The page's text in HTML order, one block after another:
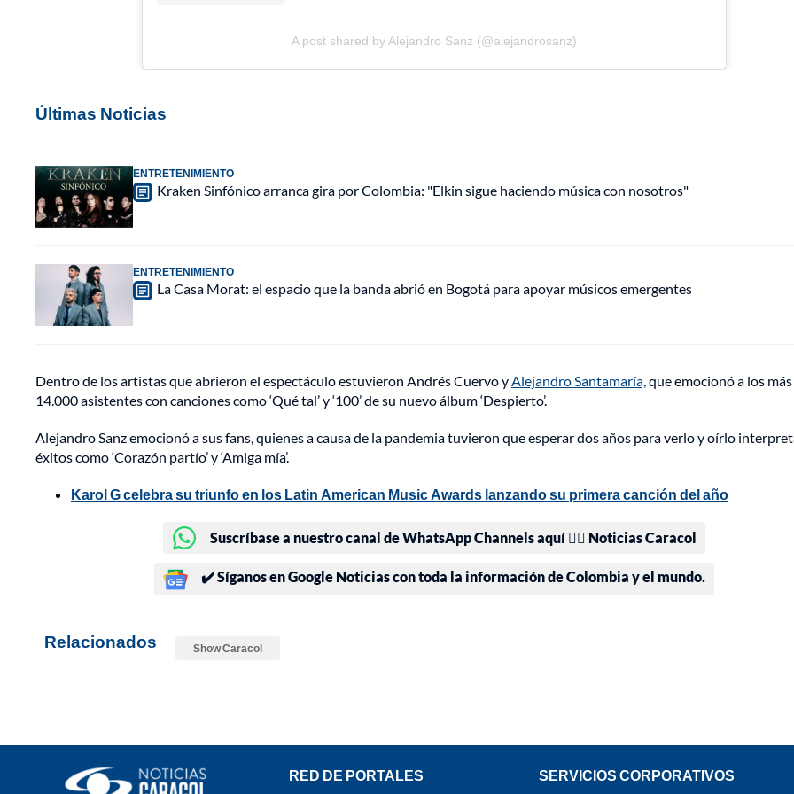
A post shared by Alejandro Sanz (@alejandrosanz)
Últimas Noticias
ENTRETENIMIENTO
Kraken Sinfónico arranca gira por Colombia: "Elkin sigue haciendo música con nosotros"
ENTRETENIMIENTO
La Casa Morat: el espacio que la banda abrió en Bogotá para apoyar músicos emergentes
Dentro de los artistas que abrieron el espectáculo estuvieron Andrés Cuervo yAlejandro Santamaría,que emocionó a los
14.000 asistentes con canciones como ‘Qué tal’ y ‘100’ de su nuevo álbum ‘Despierto’.
Alejandro Sanz emocionó a sus fans, quienes a causa de la pandemia tuvieron que esperar dos años para verlo y oírlo
éxitos como ‘Corazón partío’ y ‘Amiga mía’.
Karol G celebra su triunfo en los Latin American Music Awards lanzando su primera canción del año
Suscríbase a nuestro canal de WhatsApp Channels aquí 👉🏻 Noticias Caracol
✔️ Síganos en Google Noticias con toda la información de Colombia y el mundo.
Relacionados Show Caracol
RED DE PORTALES SERVICIOS CORPORATIVOS